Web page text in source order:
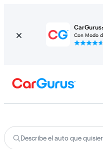
Con Modo
Describe el auto que